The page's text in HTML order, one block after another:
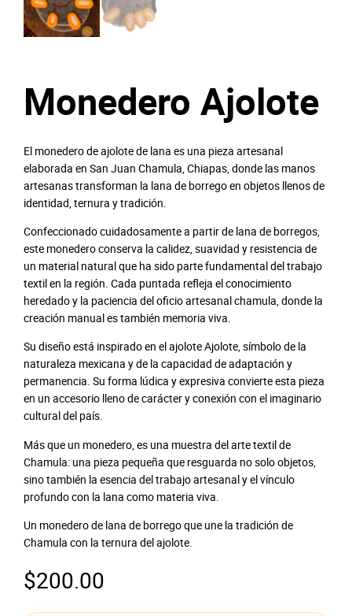
Monedero Ajolote
El monedero de ajolote de lana es una pieza artesanal
elaborada en San Juan Chamula, Chiapas, donde las manos
artesanas transforman la lana de borrego en objetos llenos de
identidad, ternura y tradición.
Confeccionado cuidadosamente a partir de lana de borregos,
este monedero conserva la calidez, suavidad y resistencia de
un material natural que ha sido parte fundamental del trabajo
textil en la región. Cada puntada refleja el conocimiento
heredado y la paciencia del oficio artesanal chamula, donde la
creación manual es también memoria viva.
Su diseño está inspirado en el ajolote Ajolote, símbolo de la
naturaleza mexicana y de la capacidad de adaptación y
permanencia. Su forma lúdica y expresiva convierte esta pieza
en un accesorio lleno de carácter y conexión con el imaginario
cultural del país.
Más que un monedero, es una muestra del arte textil de
Chamula: una pieza pequeña que resguarda no solo objetos,
sino también la esencia del trabajo artesanal y el vínculo
profundo con la lana como materia viva.
Un monedero de lana de borrego que une la tradición de
Chamula con la ternura del ajolote.
$200.00